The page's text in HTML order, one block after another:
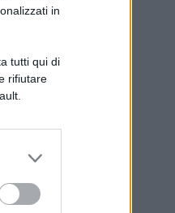
in
tutti qui di
rifiutare